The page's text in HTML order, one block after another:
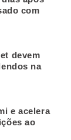
com
devem
na
e acelera
ao